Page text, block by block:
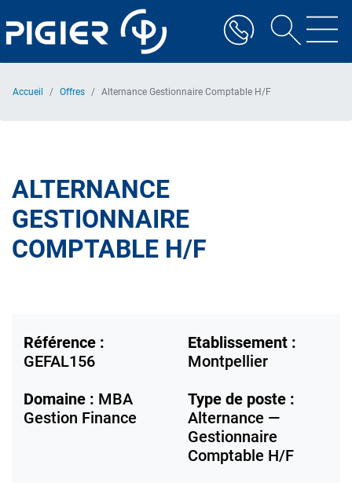
au
contenu
Accueil Offres Alternance Gestionnaire Comptable H/F
ALTERNANCE
GESTIONNAIRE
COMPTABLE H/F
Référence :
GEFAL156
Etablissement :
Montpellier
Domaine : MBA
Gestion Finance
Type de poste :
Alternance —
Gestionnaire
Comptable H/F